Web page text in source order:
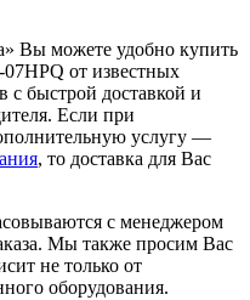
Вы можете удобно купить
от известных
с быстрой доставкой и
Если при
услугу —
, то доставка для Вас
с менеджером
Мы также просим Вас
не только от
оборудования.